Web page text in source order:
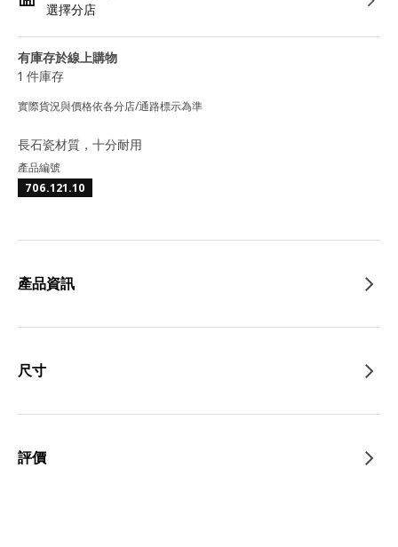
選擇分店
有庫存於線上購物
1 件庫存
實際貨況與價格依各分店/通路標示為準
長石瓷材質，十分耐用
產品編號
706.121.10
產品資訊
尺寸
評價